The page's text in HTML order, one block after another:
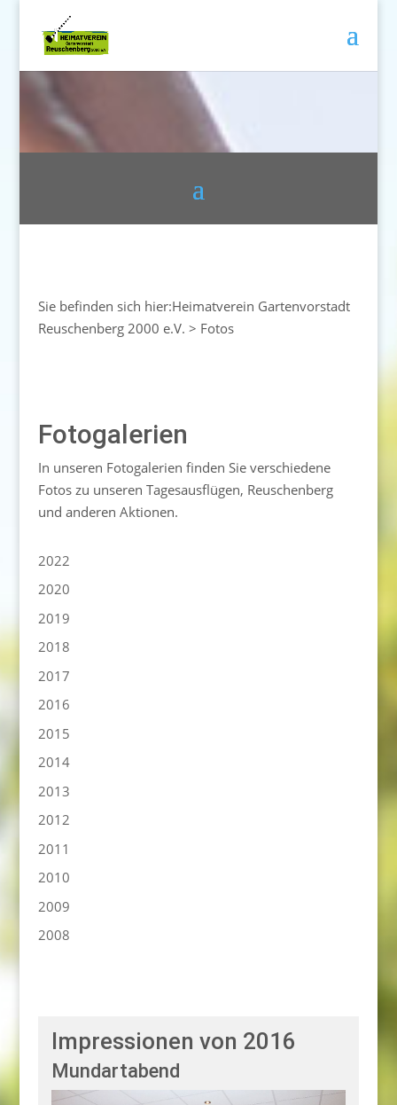
Sie befinden sich hier:Heimatverein Gartenvorstadt
Reuschenberg 2000 e.V. > Fotos
Fotogalerien
In unseren Fotogalerien finden Sie verschiedene
Fotos zu unseren Tagesausflügen, Reuschenberg
und anderen Aktionen.
2022
2020
2019
2018
2017
2016
2015
2014
2013
2012
2011
2010
2009
2008
Impressionen von 2016
Mundartabend